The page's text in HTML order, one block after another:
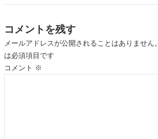
コメントを残す
メールアドレスが公開されることはありません。
は必須項目です
コメント ※